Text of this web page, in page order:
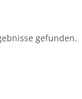
gefunden.